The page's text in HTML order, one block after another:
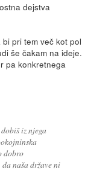
dejstva
pri tem več kot pol
še čakam na ideje.
pa konkretnega
iz njega
dobro
naša države ni